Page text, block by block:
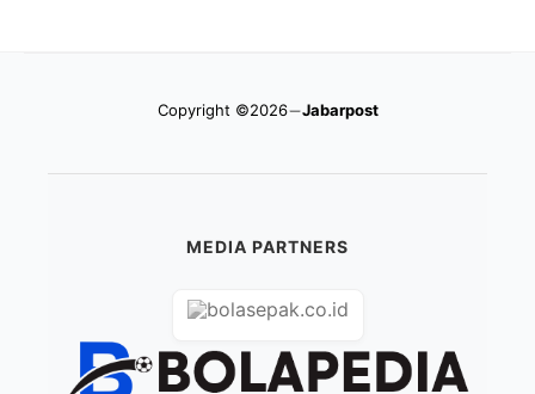
Copyright ©2026 Jabarpost
MEDIA PARTNERS